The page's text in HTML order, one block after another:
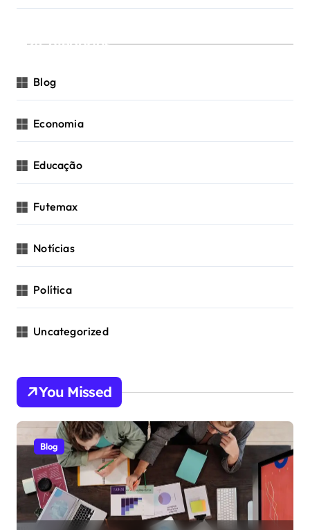
Categorias
Blog
Economia
Educação
Futemax
Notícias
Política
Uncategorized
You Missed
Blog